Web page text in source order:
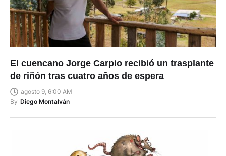
El cuencano Jorge Carpio recibió un trasplante
de riñón tras cuatro años de espera
agosto 9, 6:00 AM
By Diego Montalván